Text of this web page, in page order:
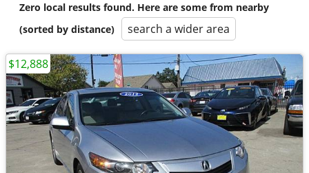
Zero local results found. Here are some from nearby
(sorted by distance)
search a wider area
$12,888